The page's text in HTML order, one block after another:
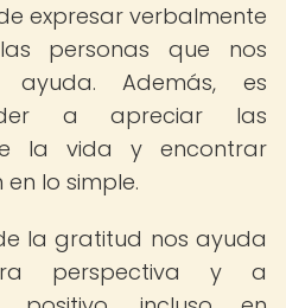
expresar verbalmente
personas que nos
Además, es
a apreciar las
la vida y encontrar
lo simple.
la gratitud nos ayuda
perspectiva y a